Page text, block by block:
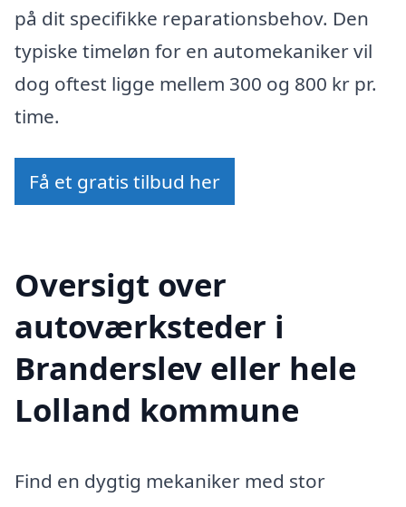
på dit specifikke reparationsbehov. Den
typiske timeløn for en automekaniker vil
dog oftest ligge mellem 300 og 800 kr pr.
time.
Få et gratis tilbud her
Oversigt over
autoværksteder i
Branderslev eller hele
Lolland kommune
Find en dygtig mekaniker med stor